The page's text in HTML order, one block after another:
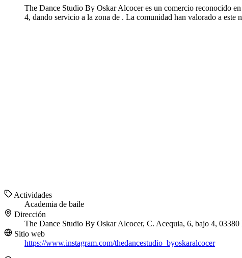
The Dance Studio By Oskar Alcocer es un comercio reconocido
4, dando servicio a la zona de . La comunidad han valorado a
Actividades
Academia de baile
Dirección
The Dance Studio By Oskar Alcocer, C. Acequia, 6, bajo 4, 03380
Sitio web
https://www.instagram.com/thedancestudio_byoskaralcocer